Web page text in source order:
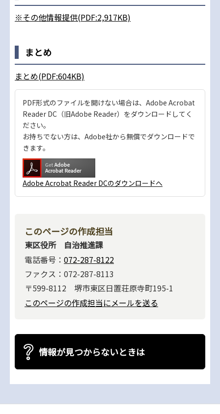
※その他情報提供(PDF:2,917KB)
まとめ
まとめ(PDF:604KB)
PDF形式のファイルを開けない場合は、Adobe Acrobat
Reader DC（旧Adobe Reader）をダウンロードしてく
ださい。
お持ちでない方は、Adobe社から無償でダウンロードで
きます。
Adobe Acrobat Reader DCのダウンロードへ
このページの作成担当
東区役所 自治推進課
電話番号： 072-287-8122
ファクス：072-287-8113
〒599-8112 堺市東区日置荘原寺町195-1
このページの作成担当にメールを送る
情報が見つからないときは